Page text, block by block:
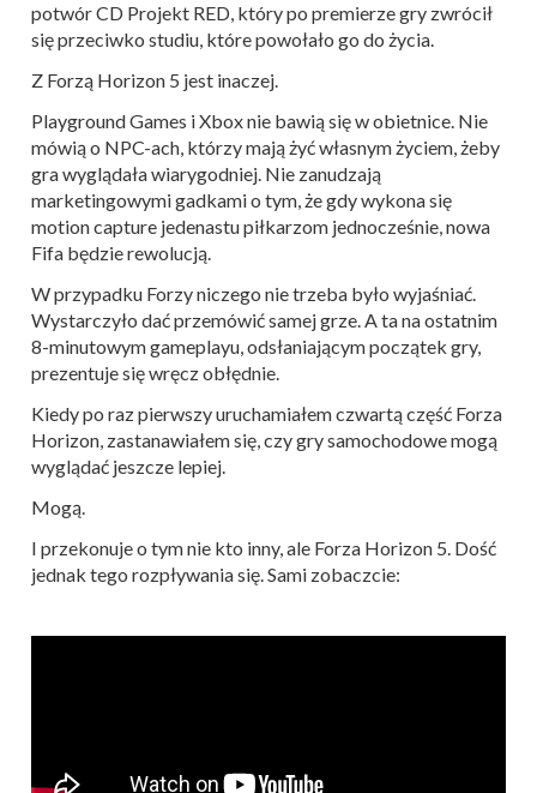
potwór CD Projekt RED, który po premierze gry zwrócił
się przeciwko studiu, które powołało go do życia.
Z Forzą Horizon 5 jest inaczej.
Playground Games i Xbox nie bawią się w obietnice. Nie
mówią o NPC-ach, którzy mają żyć własnym życiem, żeby
gra wyglądała wiarygodniej. Nie zanudzają
marketingowymi gadkami o tym, że gdy wykona się
motion capture jedenastu piłkarzom jednocześnie, nowa
Fifa będzie rewolucją.
W przypadku Forzy niczego nie trzeba było wyjaśniać.
Wystarczyło dać przemówić samej grze. A ta na ostatnim
8-minutowym gameplayu, odsłaniającym początek gry,
prezentuje się wręcz obłędnie.
Kiedy po raz pierwszy uruchamiałem czwartą część Forza
Horizon, zastanawiałem się, czy gry samochodowe mogą
wyglądać jeszcze lepiej.
Mogą.
I przekonuje o tym nie kto inny, ale Forza Horizon 5. Dość
jednak tego rozpływania się. Sami zobaczcie: